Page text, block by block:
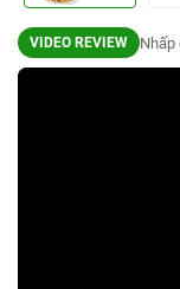
VIDEO REVIEW